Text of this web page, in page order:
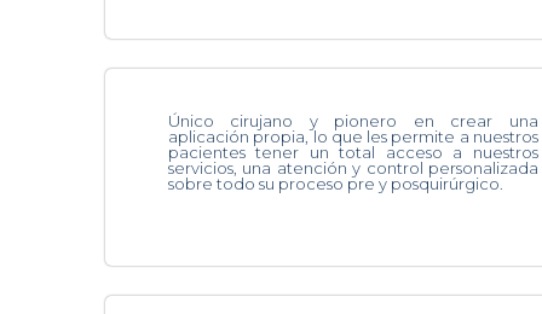
Único cirujano y pionero en crear una
aplicación propia, lo que les permite a nuestros
pacientes tener un total acceso a nuestros
servicios, una atención y control personalizada
sobre todo su proceso pre y posquirúrgico.